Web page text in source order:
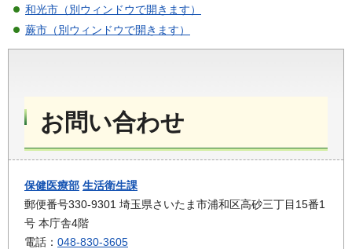
和光市（別ウィンドウで開きます）
蕨市（別ウィンドウで開きます）
お問い合わせ
保健医療部 生活衛生課
郵便番号330-9301 埼玉県さいたま市浦和区高砂三丁目15番1
号 本庁舎4階
電話： 048-830-3605